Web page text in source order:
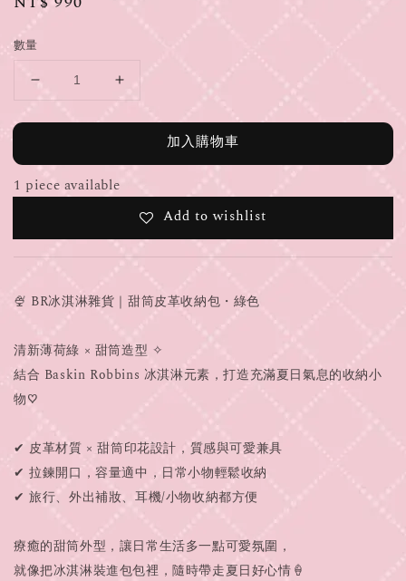
數量
加入購物車
1 piece available
Add to wishlist
🍨 BR冰淇淋雜貨｜甜筒皮革收納包・綠色
清新薄荷綠 × 甜筒造型 ✧
結合 Baskin Robbins 冰淇淋元素，打造充滿夏日氣息的收納小
物♡
✔ 皮革材質 × 甜筒印花設計，質感與可愛兼具
✔ 拉鍊開口，容量適中，日常小物輕鬆收納
✔ 旅行、外出補妝、耳機/小物收納都方便
療癒的甜筒外型，讓日常生活多一點可愛氛圍，
就像把冰淇淋裝進包包裡，隨時帶走夏日好心情🍦